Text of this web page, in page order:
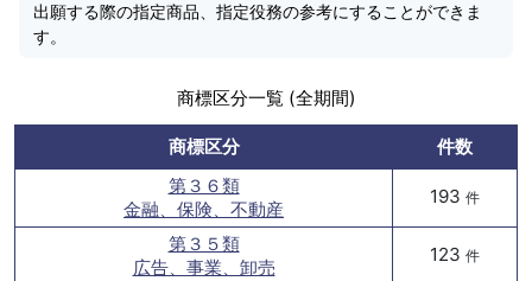
出願する際の指定商品、指定役務の参考にすることができま
す。
商標区分一覧 (全期間)
商標区分
件数
第３６類
金融、保険、不動産
193 件
第３５類
広告、事業、卸売
123 件